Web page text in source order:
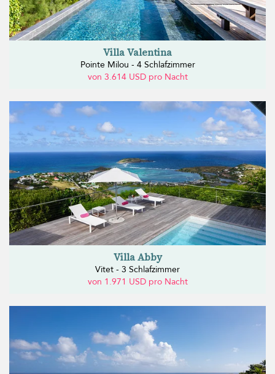
Villa Valentina
Pointe Milou - 4 Schlafzimmer
von 3.614 USD pro Nacht
Villa Abby
Vitet - 3 Schlafzimmer
von 1.971 USD pro Nacht